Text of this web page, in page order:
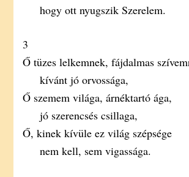
hogy ott nyugszik Szerelem.
3
Ő tüzes lelkemnek, fájdalmas
kívánt jó orvossága,
Ő szemem világa, árnéktartó ága,
jó szerencsés csillaga,
Ő, kinek kívüle ez világ szépsége
nem kell, sem vigassága.